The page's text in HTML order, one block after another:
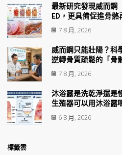
最新研究發現威而鋼
ED，更具備促進骨骼
7 8 月, 2026
威而鋼只能壯陽？科
逆轉骨質疏鬆的「骨
7 8 月, 2026
沐浴露是洗乾淨還是
生殖器可以用沐浴露
6 8 月, 2026
標籤雲